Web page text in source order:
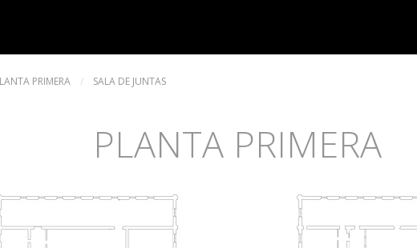
PRIMERA / SALA DE JUNTAS
PLANTA PRIMERA